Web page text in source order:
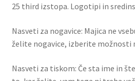
25 third izstopa. Logotipi in
Nasveti za nogavice: Majica ne
želite nogavice, izberite možnosti
Nasveti za tiskom: Če sta ime in